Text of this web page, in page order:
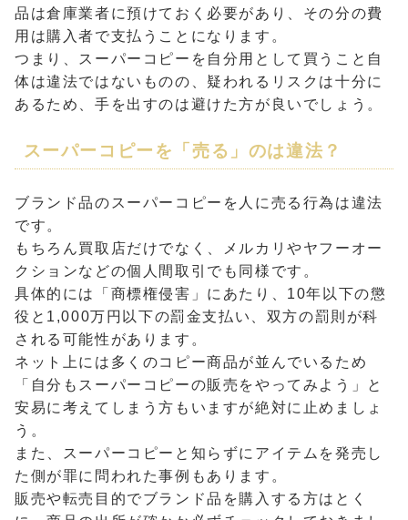
品は倉庫業者に預けておく必要があり、その分の費
用は購入者で支払うことになります。
つまり、スーパーコピーを自分用として買うこと自
体は違法ではないものの、疑われるリスクは十分に
あるため、手を出すのは避けた方が良いでしょう。
スーパーコピーを「売る」のは違法？
ブランド品のスーパーコピーを人に売る行為は違法
です。
もちろん買取店だけでなく、メルカリやヤフーオー
クションなどの個人間取引でも同様です。
具体的には「商標権侵害」にあたり、10年以下の懲
役と1,000万円以下の罰金支払い、双方の罰則が科
される可能性があります。
ネット上には多くのコピー商品が並んでいるため
「自分もスーパーコピーの販売をやってみよう」と
安易に考えてしまう方もいますが絶対に止めましょ
う。
また、スーパーコピーと知らずにアイテムを発売し
た側が罪に問われた事例もあります。
販売や転売目的でブランド品を購入する方はとく